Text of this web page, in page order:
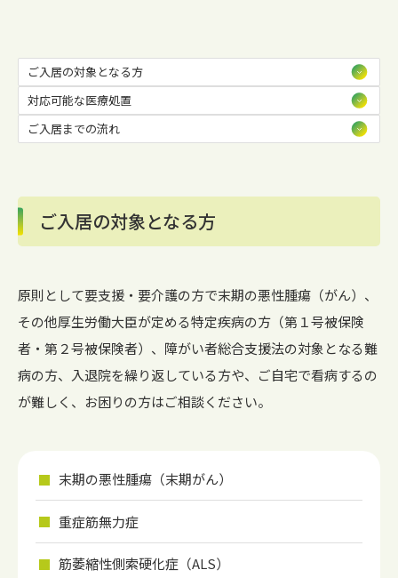
ご入居の対象となる方
対応可能な医療処置
ご入居までの流れ
ご入居の対象となる方
原則として要支援・要介護の方で末期の悪性腫瘍（がん）、
その他厚生労働大臣が定める特定疾病の方（第１号被保険
者・第２号被保険者）、障がい者総合支援法の対象となる難
病の方、入退院を繰り返している方や、ご自宅で看病するの
が難しく、お困りの方はご相談ください。
末期の悪性腫瘍（末期がん）
重症筋無力症
筋萎縮性側索硬化症（ALS）